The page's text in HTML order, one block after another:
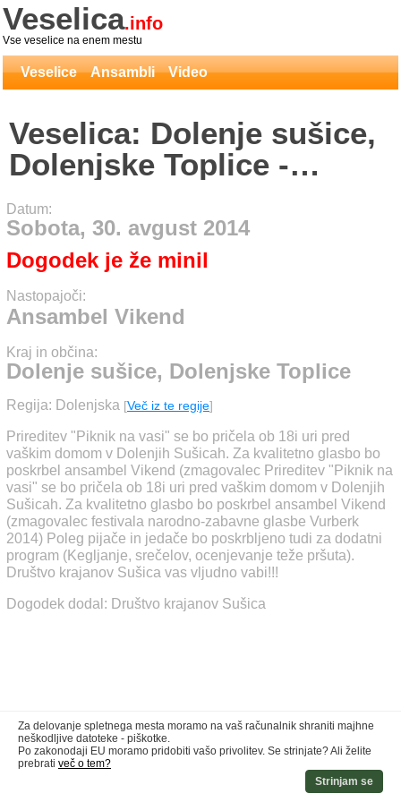
Veselica.info
Vse veselice na enem mestu
Veselice Ansambli Video
Veselica: Dolenje sušice,
Dolenjske Toplice -
Ansambel Vikend
Datum:
Sobota, 30. avgust 2014
Dogodek je že minil
Nastopajoči:
Ansambel Vikend
Kraj in občina:
Dolenje sušice, Dolenjske Toplice
Regija: Dolenjska [Več iz te regije]
Prireditev "Piknik na vasi" se bo pričela ob 18i uri pred
vaškim domom v Dolenjih Sušicah. Za kvalitetno glasbo bo
poskrbel ansambel Vikend (zmagovalec Prireditev "Piknik na
vasi" se bo pričela ob 18i uri pred vaškim domom v Dolenjih
Sušicah. Za kvalitetno glasbo bo poskrbel ansambel Vikend
(zmagovalec festivala narodno-zabavne glasbe Vurberk
2014) Poleg pijače in jedače bo poskrbljeno tudi za dodatni
program (Kegljanje, srečelov, ocenjevanje teže pršuta).
Društvo krajanov Sušica vas vljudno vabi!!!
Dogodek dodal: Društvo krajanov Sušica
Za delovanje spletnega mesta moramo na vaš računalnik shraniti majhne
neškodljive datoteke - piškotke.
Po zakonodaji EU moramo pridobiti vašo privolitev. Se strinjate? Ali želite
prebrati več o tem?
Strinjam se